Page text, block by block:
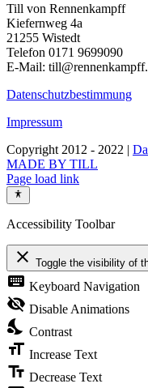
Till von Rennenkampff
Kiefernweg 4a
21255 Wistedt
Telefon 0171 9699090
E-Mail:
Datenschutzbestimmung
Impressum
Copyright 2012 - 2022 |
MADE BY TILL
Page load link
Accessibility Toolbar
close Toggle the visibility of
keyboard Keyboard Navigation
visibility_off Disable Animations
nights_stay Contrast
format_size Increase Text
text_fields Decrease Text